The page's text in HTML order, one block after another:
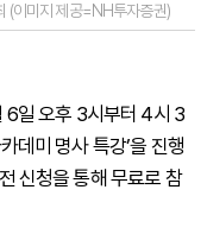
(이미지 제공=NH투자증권)
6일 오후 3시부터 4시 3
데미 명사 특강’을 진행
신청을 통해 무료로 참